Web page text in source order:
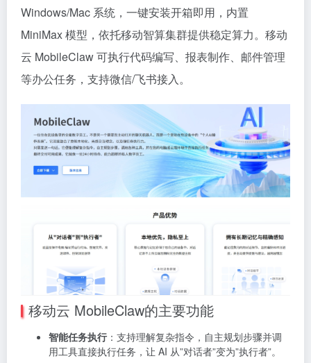
Windows/Mac 系统，一键安装开箱即用，内置
MiniMax 模型，依托移动智算集群提供稳定算力。移动
云 MobileClaw 可执行代码编写、报表制作、邮件管理
等办公任务，支持微信/飞书接入。
移动云 MobileClaw的主要功能
智能任务执行 ：支持理解复杂指令，自主规划步骤并调
用工具直接执行任务，让 AI 从”对话者”变为”执行者”。